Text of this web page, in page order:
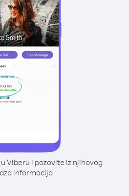
Viberu i pozovite iz njihovog
informacija